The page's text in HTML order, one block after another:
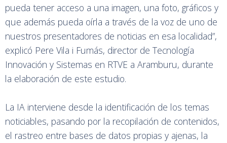
pueda tener acceso a una imagen, una foto, gráficos y
que además pueda oírla a través de la voz de uno de
nuestros presentadores de noticias en esa localidad”,
explicó Pere Vila i Fumás, director de Tecnología
Innovación y Sistemas en RTVE a Aramburu, durante
la elaboración de este estudio.
La IA interviene desde la identificación de los temas
noticiables, pasando por la recopilación de contenidos,
el rastreo entre bases de datos propias y ajenas, la